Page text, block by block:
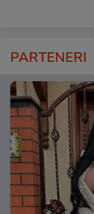
PARTENERI